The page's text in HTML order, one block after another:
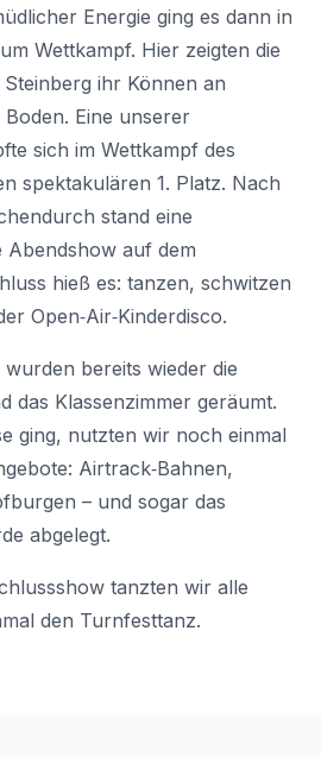
Energie ging es dann in
Wettkampf. Hier zeigten die
ihr Können an
Eine unserer
sich im Wettkampf des
spektakulären 1. Platz. Nach
stand eine
auf dem
hieß es: tanzen, schwitzen
Open‑Air‑Kinderdisco.
bereits wieder die
das Klassenzimmer geräumt.
ging, nutzten wir noch einmal
Airtrack‑Bahnen,
– und sogar das
abgelegt.
tanzten wir alle
den Turnfesttanz.